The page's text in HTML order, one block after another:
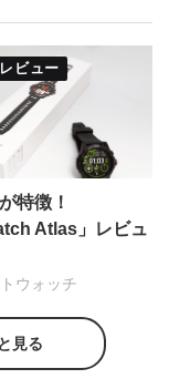
ビュー
特徴！
Atlas」レビュ
ウォッチ
見る